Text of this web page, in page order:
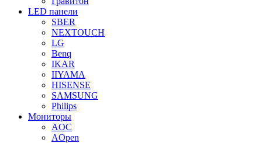
LED панели
SBER
NEXTOUCH
LG
Benq
IKAR
IIYAMA
HISENSE
SAMSUNG
Philips
Мониторы
AOC
AOpen